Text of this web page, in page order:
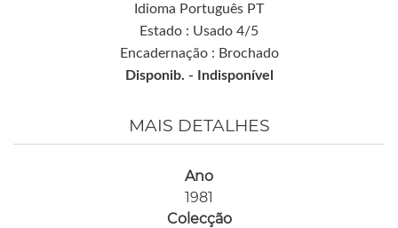
Idioma Português PT
Estado : Usado 4/5
Encadernação : Brochado
Disponib. -
Indisponível
MAIS DETALHES
Ano
1981
Colecção